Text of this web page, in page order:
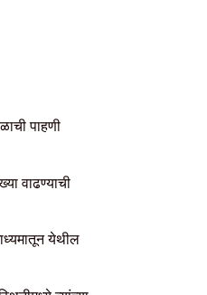
पाहणी
वाढण्याची
येथील